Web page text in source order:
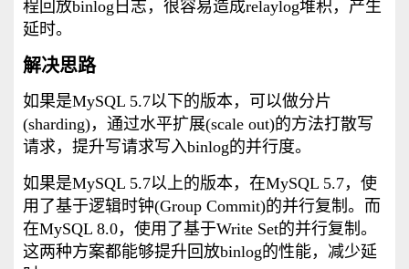
程回放binlog日志，很容易造成relaylog堆积，产生
延时。
解决思路
如果是MySQL 5.7以下的版本，可以做分片
(sharding)，通过水平扩展(scale out)的方法打散写
请求，提升写请求写入binlog的并行度。
如果是MySQL 5.7以上的版本，在MySQL 5.7，使
用了基于逻辑时钟(Group Commit)的并行复制。而
在MySQL 8.0，使用了基于Write Set的并行复制。
这两种方案都能够提升回放binlog的性能，减少延